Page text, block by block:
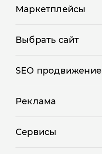
Маркетплейсы
Выбрать сайт
SEO продвижение
Реклама
Сервисы